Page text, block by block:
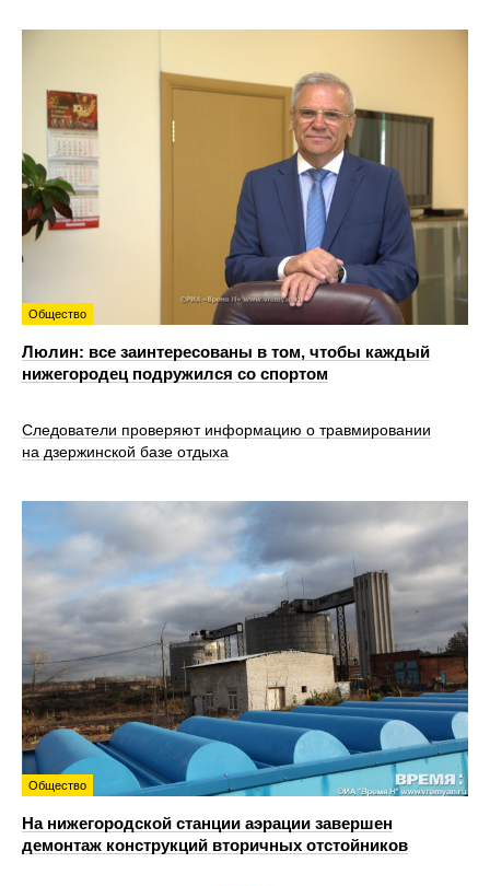
Общество
Люлин: все заинтересованы в том, чтобы каждый
нижегородец подружился со спортом
Следователи проверяют информацию о травмировании
на дзержинской базе отдыха
Общество
На нижегородской станции аэрации завершен
демонтаж конструкций вторичных отстойников